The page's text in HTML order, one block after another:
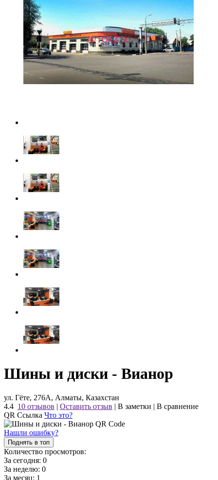
Шины и диски - Вианор
ул. Гёте, 276А, Алматы, Казахстан
4.4 10 отзывов | Оставить отзыв | В заметки | В сравнение
QR Ссылка Что это?
Нашли ошибку?
Поднять в топ
Количество просмотров:
За сегодня: 0
За неделю: 0
За месяц: 1